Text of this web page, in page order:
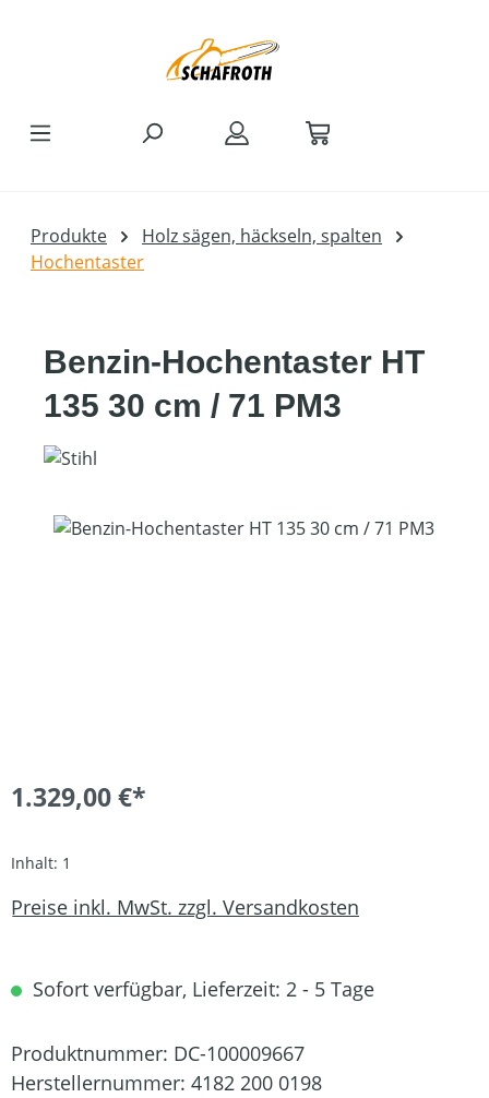
Produkte
Holz sägen, häckseln, spalten
Hochentaster
Benzin-Hochentaster HT
135 30 cm / 71 PM3
Bildergalerie überspringen
1.329,00 €*
Inhalt: 1
Preise inkl. MwSt. zzgl. Versandkosten
Sofort verfügbar, Lieferzeit: 2 - 5 Tage
Produktnummer: DC-100009667
Herstellernummer: 4182 200 0198